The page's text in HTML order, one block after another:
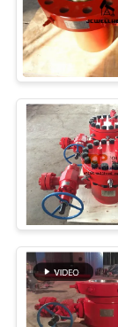
সাইট
ম্যাপ
PRIVACY
POLICY
অয়েল